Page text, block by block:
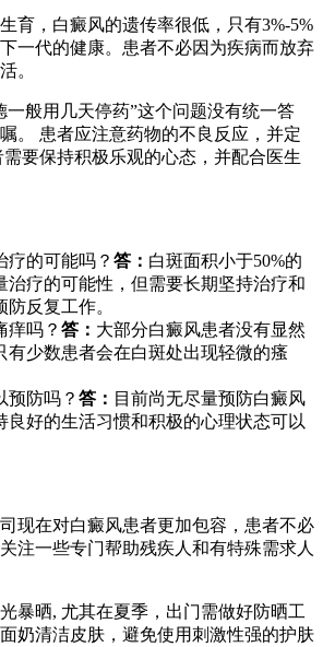
育，白癜风的遗传率很低，只有3%-5%
一代的健康。患者不必因为疾病而放弃
。
一般用几天停药”这个问题没有统一答
。 患者应注意药物的不良反应，并定
要保持积极乐观的心态，并配合医生
疗的可能吗？ 答： 白斑面积小于50%的
治疗的可能性，但需要长期坚持治疗和
反复工作。
痒吗？ 答： 大部分白癜风患者没有显然
有少数患者会在白斑处出现轻微的瘙
预防吗？ 答： 目前尚无尽量预防白癜风
良好的生活习惯和积极的心理状态可以
现在对白癜风患者更加包容，患者不必
注一些专门帮助残疾人和有特殊需求人
暴晒, 尤其在夏季，出门需做好防晒工
奶清洁皮肤，避免使用刺激性强的护肤